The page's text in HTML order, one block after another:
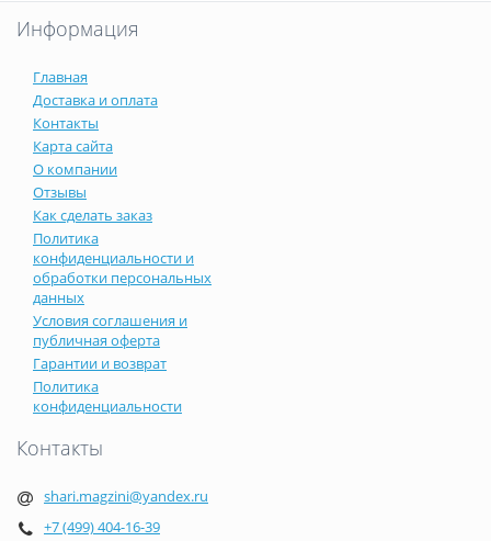
Информация
Главная
Доставка и оплата
Контакты
Карта сайта
О компании
Отзывы
Как сделать заказ
Политика
конфиденциальности и
обработки персональных
данных
Условия соглашения и
публичная оферта
Гарантии и возврат
Политика
конфиденциальности
Контакты
shari.magzini@yandex.ru
+7 (499) 404-16-39